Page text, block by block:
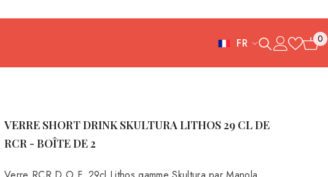
FR
EN
0
0
VERRE SHORT DRINK SKULTURA LITHOS 29 CL DE
RCR - BOÎTE DE 2